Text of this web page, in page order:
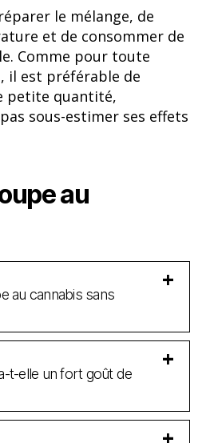
le mélange, de
et de consommer de
Comme pour toute
il est préférable de
petite quantité,
sous-estimer ses effets
au
au cannabis sans
t-elle un fort goût de